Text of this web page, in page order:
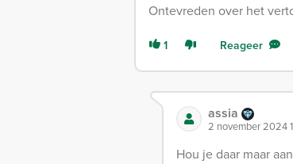
Ontevreden over het
1 Reageer
assia
2 november 2024
Hou je daar maar